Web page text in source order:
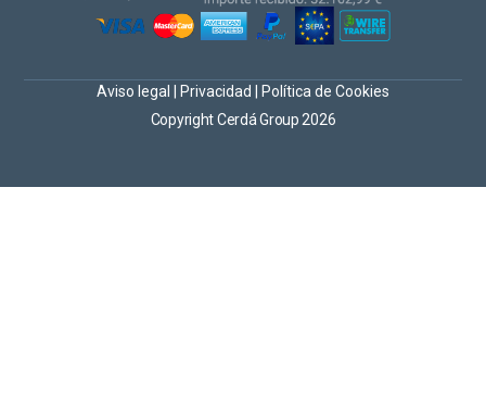
Copyright Cerdá Group 2026
Aviso legal Privacidad Política de Cookies